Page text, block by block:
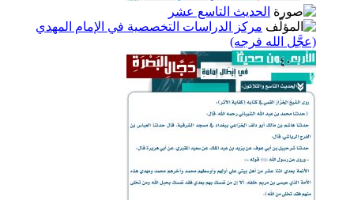
الحديث التاسع عشر
مركز الدراسات التخصصية في الإمام المهدي
(عجَّل الله فرجه)